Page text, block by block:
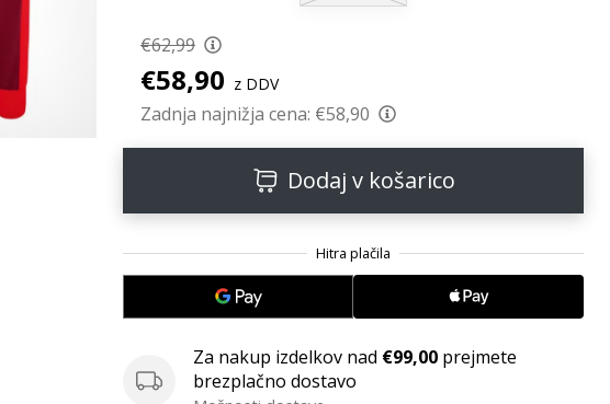
€62,99
€58,90 z DDV
Zadnja najnižja cena: €58,90
Dodaj v košarico
Za nakup izdelkov nad €99,00 prejmete
brezplačno dostavo